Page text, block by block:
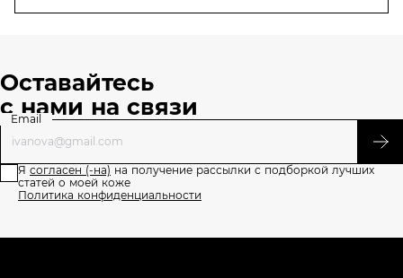
Оставайтесь
с нами на связи
Email
Я согласен (-на) на получение рассылки с подборкой лучших
статей о моей коже
Политика конфиденциальности